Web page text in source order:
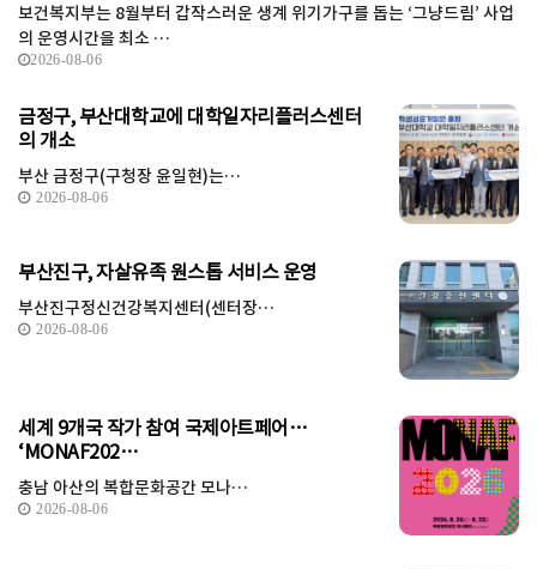
보건복지부는 8월부터 갑작스러운 생계 위기가구를 돕는 ‘그냥드림’ 사업
의 운영시간을 최소 …
2026-08-06
금정구, 부산대학교에 대학일자리플러스센터
의 개소
부산 금정구(구청장 윤일현)는…
2026-08-06
부산진구, 자살유족 원스톱 서비스 운영
부산진구정신건강복지센터(센터장…
2026-08-06
세계 9개국 작가 참여 국제아트페어…
‘MONAF202…
충남 아산의 복합문화공간 모나…
2026-08-06